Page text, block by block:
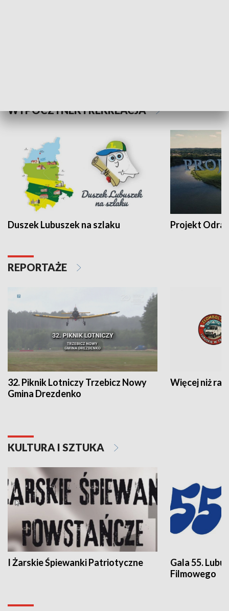
WYPOCZYNEK I REKREACJA
Duszek Lubuszek na szlaku Projekt Odra
REPORTAŻE
32. Piknik Lotniczy Trzebicz Nowy
Gmina Drezdenko
Więcej niż rajd
KULTURA I SZTUKA
I Żarskie Śpiewanki Patriotyczne
Gala 55.
Filmowego